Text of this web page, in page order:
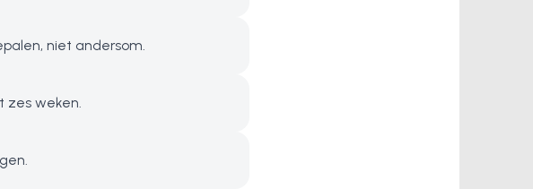
niet andersom.
zes weken.